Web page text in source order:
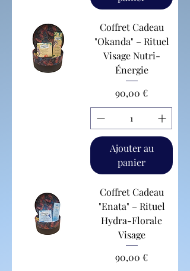
Coffret Cadeau
"Okanda" – Rituel
Visage Nutri-
Énergie
Prix
90,00 €
Ajouter au
panier
Coffret Cadeau
"Enata" – Rituel
Hydra-Florale
Visage
Prix
90,00 €